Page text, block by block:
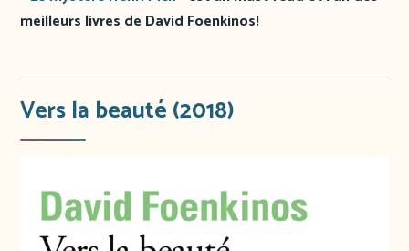
meilleurs livres de David Foenkinos!
Vers la beauté (2018)